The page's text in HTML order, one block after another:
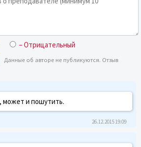
– Отрицательный
Данные об авторе не публикуются. Отзыв
и пошутить.
26.12.2015 19:09